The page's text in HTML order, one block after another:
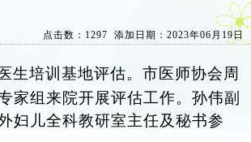
点击数： 1297 添加日期：2023年06月19日
生培训基地评估。市医师协会周
家组来院开展评估工作。 孙伟副
妇儿全科教研室主任及秘书参